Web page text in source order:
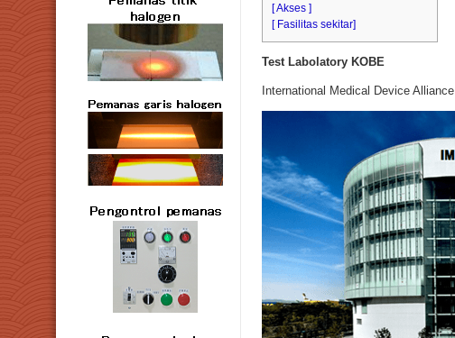
[ Akses ]
[ Fasilitas sekitar]
Test Labolatory KOBE
International Medical Device Alliance